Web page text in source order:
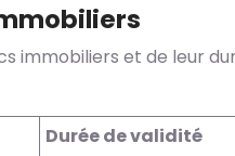
immobiliers et de leur
Durée de validité